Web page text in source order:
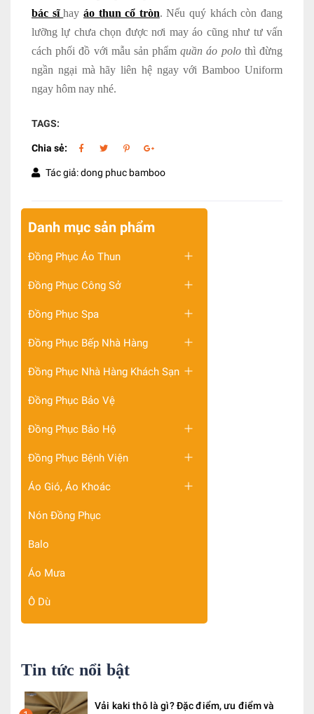
bác sĩhay áo thun cổ tròn. Nếu quý khách còn đang
lưỡng lự chưa chọn được nơi may áo cũng như tư vấn
cách phối đồ với mẫu sản phẩmquần áo polothì đừng
ngần ngại mà hãy liên hệ ngay với Bamboo Uniform
ngay hôm nay nhé.
TAGS:
Chia sẻ:
Tác giả: dong phuc bamboo
Danh mục sản phẩm
Đồng Phục Áo Thun
Đồng Phục Công Sở
Đồng Phục Spa
Đồng Phục Bếp Nhà Hàng
Đồng Phục Nhà Hàng Khách Sạn
Đồng Phục Bảo Vệ
Đồng Phục Bảo Hộ
Đồng Phục Bệnh Viện
Áo Gió, Áo Khoác
Nón Đồng Phục
Balo
Áo Mưa
Ô Dù
Tin tức nổi bật
Vải kaki thô là gì? Đặc điểm, ưu điểm và